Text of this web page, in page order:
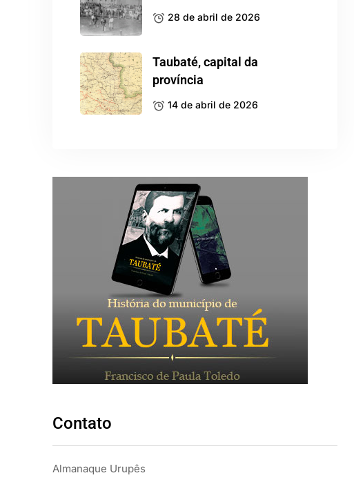
28 de abril de 2026
Taubaté, capital da
província
14 de abril de 2026
Contato
Almanaque Urupês